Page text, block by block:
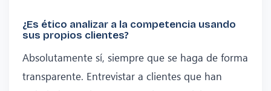
¿Es ético analizar a la competencia usando
sus propios clientes?
Absolutamente sí, siempre que se haga de forma
transparente. Entrevistar a clientes que han